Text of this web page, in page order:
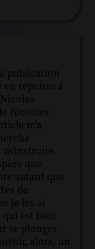
publication
en réponse à
l'écouter.
m'a
m'instruire.
que
autant que
de
je les ai
est bien
se plonger
alors, un